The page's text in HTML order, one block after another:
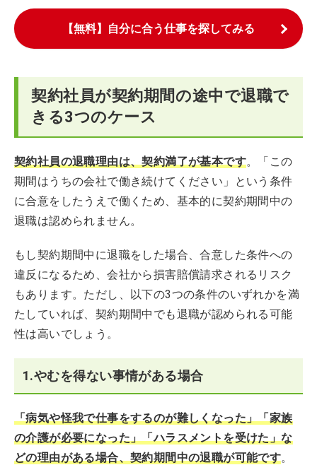
【無料】自分に合う仕事を探してみる
契約社員が契約期間の途中で退職で
きる3つのケース
契約社員の退職理由は、契約満了が基本です。「この
期間はうちの会社で働き続けてください」という条件
に合意をしたうえで働くため、基本的に契約期間中の
退職は認められません。
もし契約期間中に退職をした場合、合意した条件への
違反になるため、会社から損害賠償請求されるリスク
もあります。ただし、以下の3つの条件のいずれかを満
たしていれば、契約期間中でも退職が認められる可能
性は高いでしょう。
1.やむを得ない事情がある場合
「病気や怪我で仕事をするのが難しくなった」「家族
の介護が必要になった」「ハラスメントを受けた」な
どの理由がある場合、契約期間中の退職が可能です。